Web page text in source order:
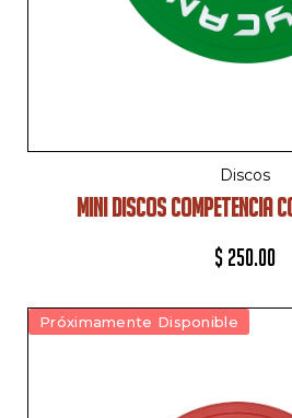
Discos
MINI DISCOS COMPETENCIA
$ 250.00
Próximamente Disponible